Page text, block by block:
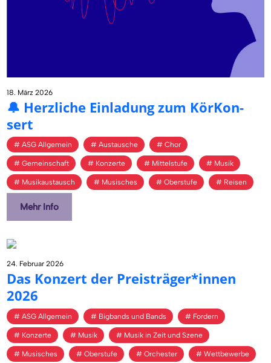
18. März 2026
🔔 Herz­li­che Ein­la­dung zum Kör­Kon­
sert
ASG Allgemein Austausche Chor
Gemeinschaft Konzerte Mittelstufe Musik
Musikaustausch Musisches Oberstufe Reisen
Mehr Info
24. Februar 2026
Das Kon­zert der Preis­trä­ger*innen
2026
ASG Allgemein Bigbands und Bands Fordern
Konzerte Musik Musik in Zeit und Szene
Musisches Oberstufe Orchester Wettbewerbe